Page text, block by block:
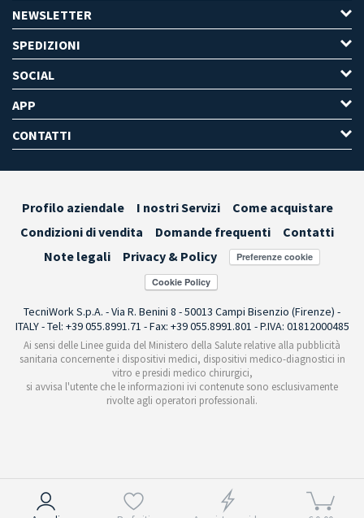
NEWSLETTER
SPEDIZIONI
SOCIAL
APP
CONTATTI
Profilo aziendale I nostri Servizi
Come acquistare
Condizioni di vendita
Domande frequenti
Contatti
Note legali
Privacy & Policy Preferenze cookie
TecniWork S.p.A. - Via R. Benini 8 - 50013 Campi Bisenzio (Firenze) -
ITALY - Tel: +39 055.8991.71 - Fax: +39 055.8991.801 - P.IVA: 01812000485
Ai sensi delle Linee guida del Ministero della Salute relative alla pubblicità
sanitaria concernente i dispositivi medici, dispositivi medico-diagnostici in
vitro e presidi medico chirurgici,
si avvisa l'utente che le informazioni ivi contenute sono esclusivamente
rivolte agli operatori professionali.